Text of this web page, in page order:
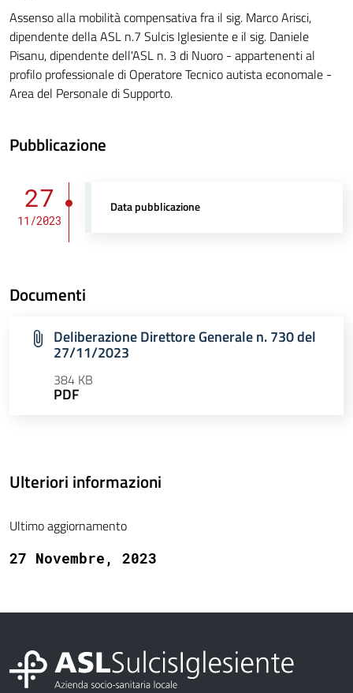
Assenso alla mobilità compensativa fra il sig. Marco Arisci,
dipendente della ASL n.7 Sulcis Iglesiente e il sig. Daniele
Pisanu, dipendente dell'ASL n. 3 di Nuoro - appartenenti al
profilo professionale di Operatore Tecnico autista economale -
Area del Personale di Supporto.
Pubblicazione
27
11/2023
Data pubblicazione
Documenti
Deliberazione Direttore Generale n. 730 del
27/11/2023
384 KB
PDF
Ulteriori informazioni
Ultimo aggiornamento
27 Novembre, 2023